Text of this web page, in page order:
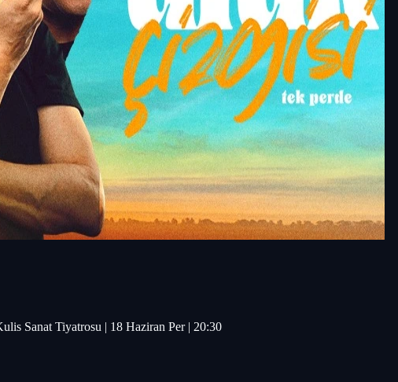
Sanat Tiyatrosu | 18 Haziran Per | 20:30